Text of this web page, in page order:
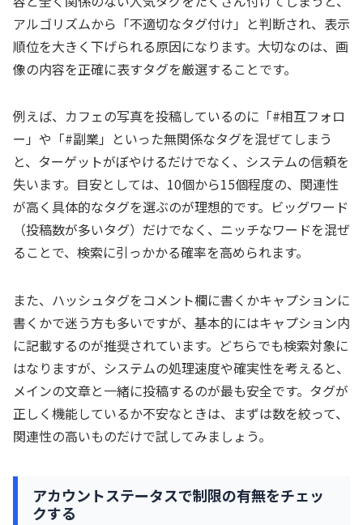
アルゴリズムから「不適切なタグ付け」と判断され、表示
順位を大きく下げられる原因になります。大切なのは、画
像の内容を正確に表すタグを厳選することです。
例えば、カフェの写真を投稿しているのに「#相互フォロ
ー」や「#副業」といった無関係なタグを混ぜてしまう
と、ターゲットがぼやけるだけでなく、システムの信頼を
失います。目安としては、10個から15個程度の、関連性
が高く具体的なタグを選ぶのが理想的です。ビッグワード
（投稿数が多いタグ）だけでなく、ニッチなワードを混ぜ
ることで、検索に引っかかる確率を高められます。
また、ハッシュタグをコメント欄に書くかキャプションに
書くかで迷う方も多いですが、基本的にはキャプション内
に記載するのが推奨されています。どちらでも検索対象に
はなりますが、システムの処理速度や確実性を考えると、
メインの文章と一緒に投稿するのが最も安全です。タグが
正しく機能しているか不安なときは、まずは数を絞って、
関連性の高いものだけで試してみましょう。
アカウントステータスで制限の有無をチェッ
クする